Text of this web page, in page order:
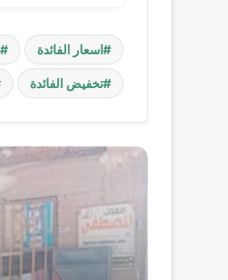
اسعار الفائدة
تخفيض الفائدة